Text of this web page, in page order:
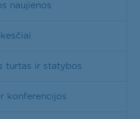
naujienos
turtas ir statybos
konferencijos